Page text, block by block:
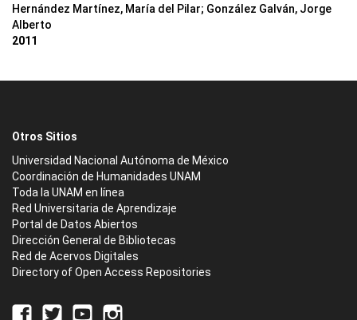
Hernández Martínez, María del Pilar; González Galván, Jorge
Alberto
2011
Otros Sitios
Universidad Nacional Autónoma de México
Coordinación de Humanidades UNAM
Toda la UNAM en línea
Red Universitaria de Aprendizaje
Portal de Datos Abiertos
Dirección General de Bibliotecas
Red de Acervos Digitales
Directory of Open Access Repositories